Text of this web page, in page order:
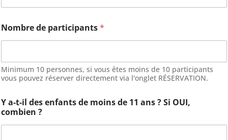
Nombre de participants*
Minimum 10 personnes, si vous êtes moins de 10 participants
vous pouvez réserver directement via l'onglet RÉSERVATION.
Y a-t-il des enfants de moins de 11 ans ? Si OUI,
combien ?